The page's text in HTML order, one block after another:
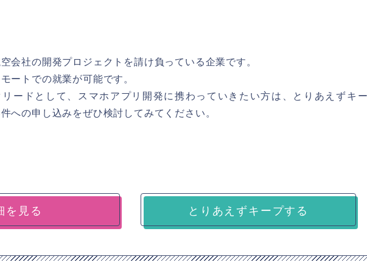
会社の開発プロジェクトを請け負っている企業です。
ートでの就業が可能です。
ードとして、スマホアプリ開発に携わっていきたい方は、とりあえずキ
への申し込みをぜひ検討してみてください。
を見る とりあえずキープする